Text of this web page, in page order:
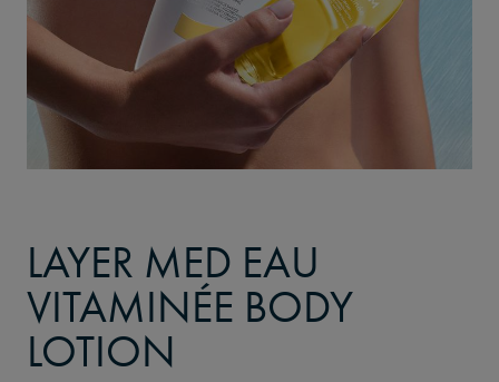
LAYER MED EAU
VITAMINÉE BODY
LOTION